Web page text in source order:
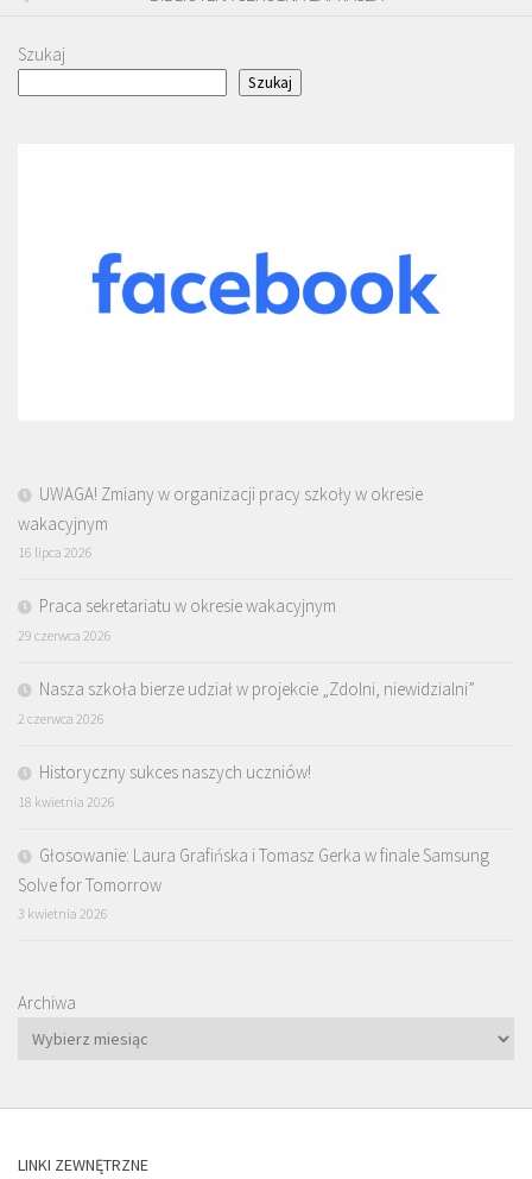
Szukaj
Szukaj
UWAGA! Zmiany w organizacji pracy szkoły w okresie
wakacyjnym
16 lipca 2026
Praca sekretariatu w okresie wakacyjnym
29 czerwca 2026
Nasza szkoła bierze udział w projekcie „Zdolni, niewidzialni”
2 czerwca 2026
Historyczny sukces naszych uczniów!
18 kwietnia 2026
Głosowanie: Laura Grafińska i Tomasz Gerka w finale Samsung
Solve for Tomorrow
3 kwietnia 2026
Archiwa
LINKI ZEWNĘTRZNE